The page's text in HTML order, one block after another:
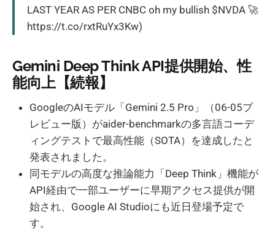
LAST YEAR AS PER CNBC oh my bullish $NVDA 🚀
https://t.co/rxtRuYx3Kw)
Gemini Deep Think API提供開始、性
能向上【続報】
GoogleのAIモデル「Gemini 2.5 Pro」（06-05プ
レビュー版）がaider-benchmarkの多言語コーデ
ィングテストで最高性能（SOTA）を達成したと
発表されました。
同モデルの高度な推論能力「Deep Think」機能が
API経由で一部ユーザーに早期アクセス提供が開
始され、Google AI Studioにも近日登場予定で
す。